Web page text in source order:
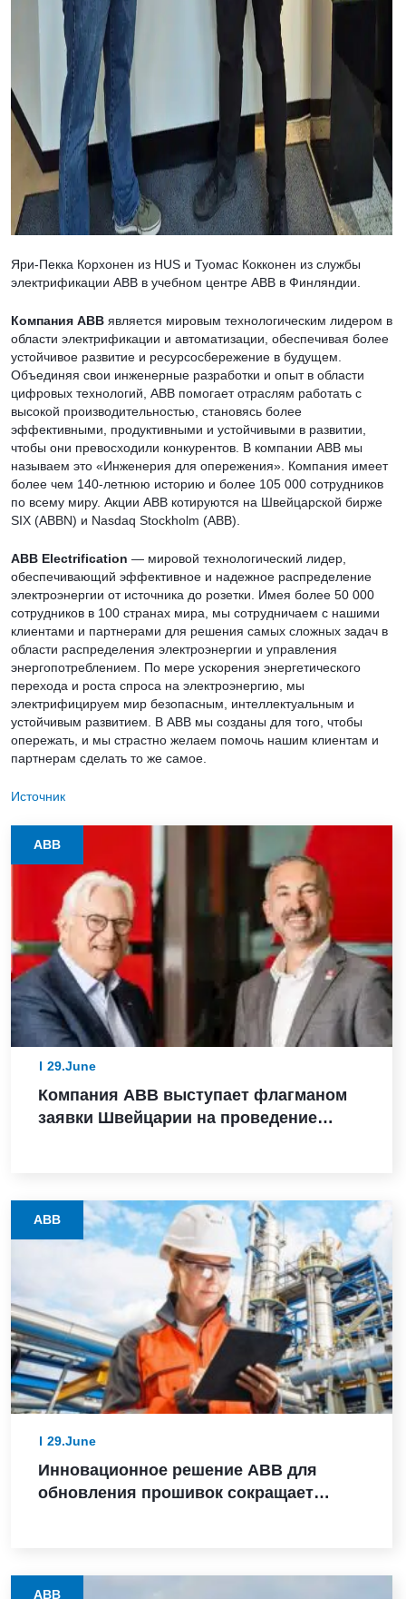
Яри-Пекка Корхонен из HUS и Туомас Кокконен из службы
электрификации ABB в учебном центре ABB в Финляндии.
Компания ABB является мировым технологическим лидером в
области электрификации и автоматизации, обеспечивая более
устойчивое развитие и ресурсосбережение в будущем.
Объединяя свои инженерные разработки и опыт в области
цифровых технологий, ABB помогает отраслям работать с
высокой производительностью, становясь более
эффективными, продуктивными и устойчивыми в развитии,
чтобы они превосходили конкурентов. В компании ABB мы
называем это «Инженерия для опережения». Компания имеет
более чем 140-летнюю историю и более 105 000 сотрудников
по всему миру. Акции ABB котируются на Швейцарской бирже
SIX (ABBN) и Nasdaq Stockholm (ABB).
ABB Electrification — мировой технологический лидер,
обеспечивающий эффективное и надежное распределение
электроэнергии от источника до розетки. Имея более 50 000
сотрудников в 100 странах мира, мы сотрудничаем с нашими
клиентами и партнерами для решения самых сложных задач в
области распределения электроэнергии и управления
энергопотреблением. По мере ускорения энергетического
перехода и роста спроса на электроэнергию, мы
электрифицируем мир безопасным, интеллектуальным и
устойчивым развитием. В ABB мы созданы для того, чтобы
опережать, и мы страстно желаем помочь нашим клиентам и
партнерам сделать то же самое.
Источник
ABB
29.June
Компания ABB выступает флагманом
заявки Швейцарии на проведение
ABB
29.June
Инновационное решение ABB для
обновления прошивок сокращает
ABB